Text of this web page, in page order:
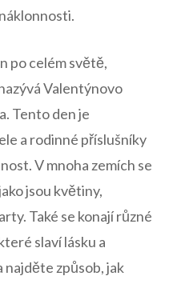
po celém světě,
Valentýnovo
Tento den je
⁣a ⁤rodinné příslušníky
V mnoha zemích se
jsou květiny,
Také se konají různé
slaví lásku a
způsob, jak